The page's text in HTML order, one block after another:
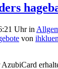
Uhrin
von